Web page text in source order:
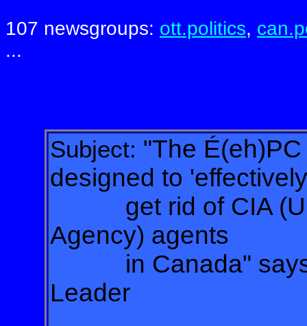
107 newsgroups: ott.politics,
...
Subject: "The
designed to
get rid of CIA
Agency) agents
in Canada" says
Leader